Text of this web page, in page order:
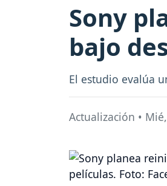
Sony
bajo
El estudio evalúa
Actualización •